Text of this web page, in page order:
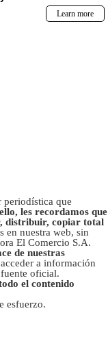
periodística que
les recordamos que
distribuir, copiar total
en nuestra web, sin
El Comercio S.A.
de nuestras
a información
oficial.
el contenido
esfuerzo.